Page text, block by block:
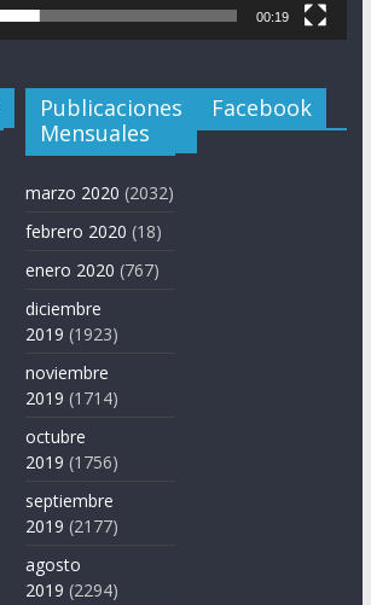
00:19
Publicaciones
Mensuales
marzo 2020 (2032)
febrero 2020 (18)
enero 2020 (767)
diciembre
2019 (1923)
noviembre
2019 (1714)
octubre
2019 (1756)
septiembre
2019 (2177)
agosto
2019 (2294)
Facebook